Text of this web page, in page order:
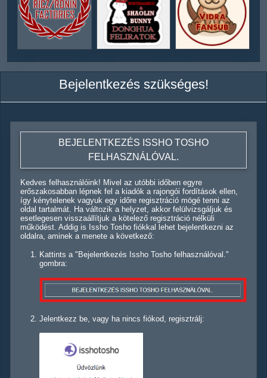
Bejelentkezés szükséges!
BEJELENTKEZÉS ISSHO TOSHO
FELHASZNÁLÓVAL.
Kedves felhasználóink! Mivel az utóbbi időben egyre
erőszakosabban lépnek fel a kiadók a rajongói fordítások ellen,
így kénytelenek vagyuk egy időre regisztráció mögé tenni az
oldal tartalmát. Ha változik a helyzet, akkor felülvizsgáljuk és
esetlegesen visszaállítjuk a kötelező regisztráció nélküli
működést. Addig is Issho Tosho fiókkal lehet bejelentkezni az
oldalra, aminek a menete a következő:
Kattints a "Bejelentkezés Issho Tosho felhasználóval."
gombra:
Jelentkezz be, vagy ha nincs fiókod, regisztrálj: